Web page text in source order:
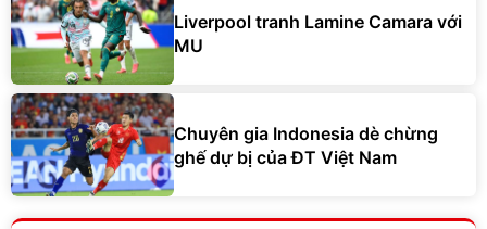
Liverpool tranh Lamine Camara với
MU
Chuyên gia Indonesia dè chừng
ghế dự bị của ĐT Việt Nam